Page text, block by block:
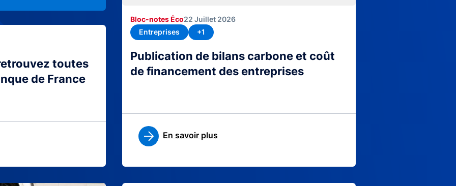
Publication de bilans carbone et coût
de financement des entreprises
Bloc-notes Éco22 Juillet 2026
Entreprises
+1
En savoir plus
toutes
de France